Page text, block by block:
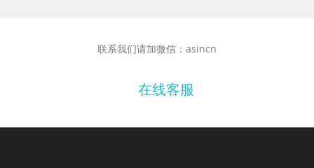
联系我们请加微信：asincn
在线客服